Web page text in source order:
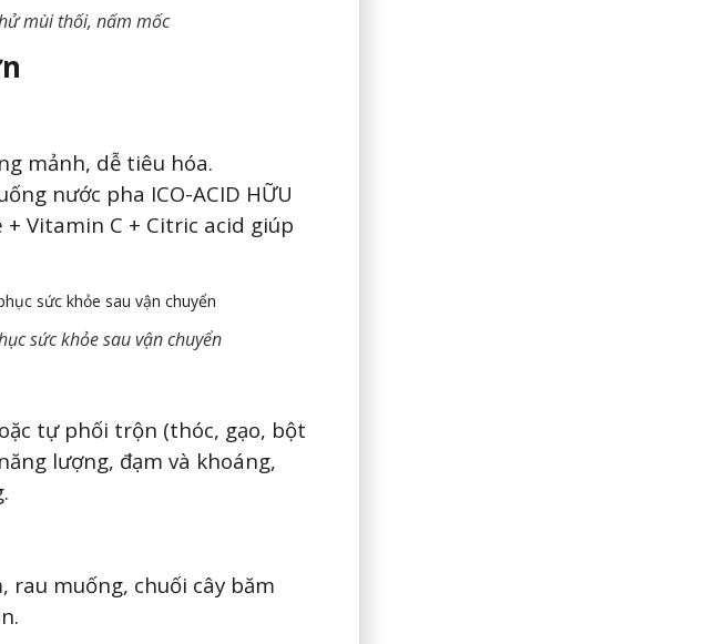
mùi thối, nấm mốc
mảnh, dễ tiêu hóa.
nước pha ICO-ACID HỮU
+ Vitamin C + Citric acid giúp
sức khỏe sau vận chuyển
tự phối trộn (thóc, gạo, bột
lượng, đạm và khoáng,
rau muống, chuối cây băm